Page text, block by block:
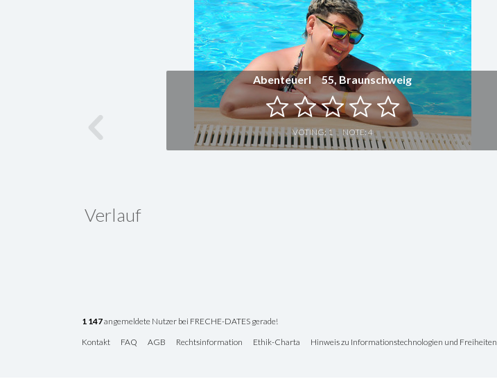
Abenteuerl 55, Braunschweig
VOTING: 1NOTE:4
Verlauf
1 147angemeldete Nutzer bei FRECHE-DATES gerade!
Kontakt
FAQ AGB Rechtsinformation Ethik-Charta Hinweis zu Informationstechnologien und Freiheiten